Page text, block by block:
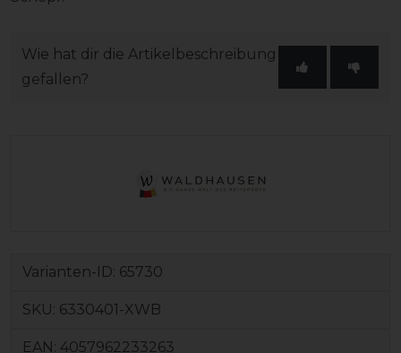
Wie hat dir die Artikelbeschreibung
gefallen?
Varianten-ID: 65730
SKU: 6330401-XWB
EAN: 4057962233263